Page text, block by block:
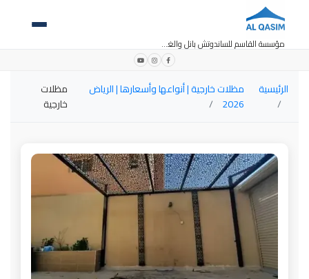
مؤسسة القاسم للساندوتش بانل والغرف الجاهزة
الرئيسية
مظلات خارجية | أنواعها وأسعارها | الرياض
2026
مظلات
خارجية